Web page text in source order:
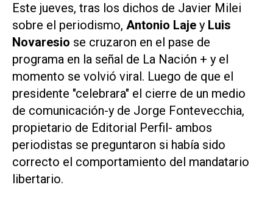
Este jueves, tras los dichos de Javier Milei
sobre el periodismo, Antonio Laje y Luis
Novaresio se cruzaron en el pase de
programa en la señal de La Nación + y el
momento se volvió viral. Luego de que el
presidente "celebrara" el cierre de un medio
de comunicación-y de Jorge Fontevecchia,
propietario de Editorial Perfil- ambos
periodistas se preguntaron si había sido
correcto el comportamiento del mandatario
libertario.